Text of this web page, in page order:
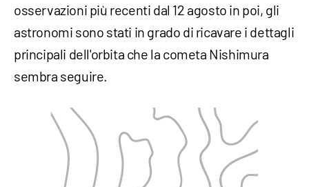
osservazioni più recenti dal 12 agosto in poi, gli
astronomi sono stati in grado di ricavare i dettagli
principali dell'orbita che la cometa Nishimura
sembra seguire.